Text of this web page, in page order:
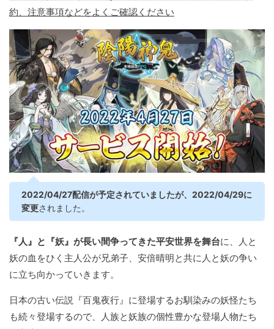
約、注意事項などをよくご確認ください
2022/04/27配信が予定されていましたが、2022/04/29に
変更されました。
『人』と『妖』が長い間争ってきた平安世界を舞台に、人と
妖の血をひく主人公が兄弟子、安倍晴明と共に人と妖の争い
に立ち向かっていきます。
日本の古い伝説『百鬼夜行』に登場するお馴染みの妖怪たち
も続々登場するので、人族と妖族の個性豊かな登場人物たち